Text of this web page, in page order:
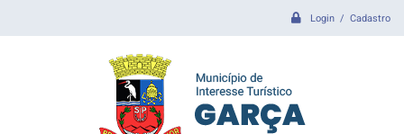
Login / Cadastro